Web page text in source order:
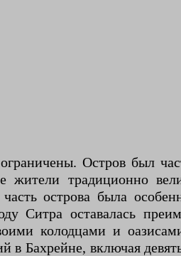
Остров был
жители традиционно
острова была
Ситра оставалась
колодцами и
Бахрейне, включая